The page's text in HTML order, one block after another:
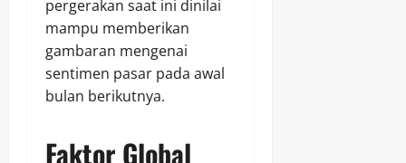
pergerakan saat ini dinilai
mampu memberikan
gambaran mengenai
sentimen pasar pada awal
bulan berikutnya.
Faktor Global